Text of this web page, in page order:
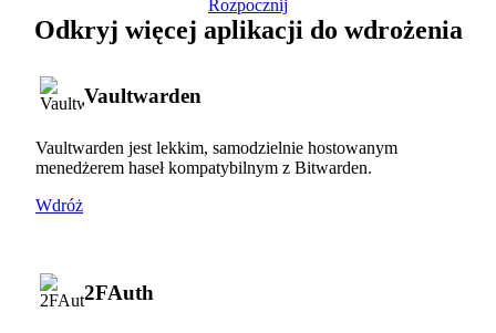
Rozpocznij
Odkryj więcej aplikacji do wdrożenia
Vaultwarden
Vaultwarden jest lekkim, samodzielnie hostowanym
menedżerem haseł kompatybilnym z Bitwarden.
Wdróż
2FAuth